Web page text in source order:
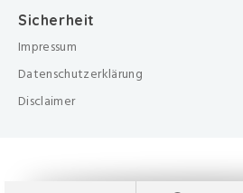
Sicherheit
Impressum
Datenschutzerklärung
Disclaimer